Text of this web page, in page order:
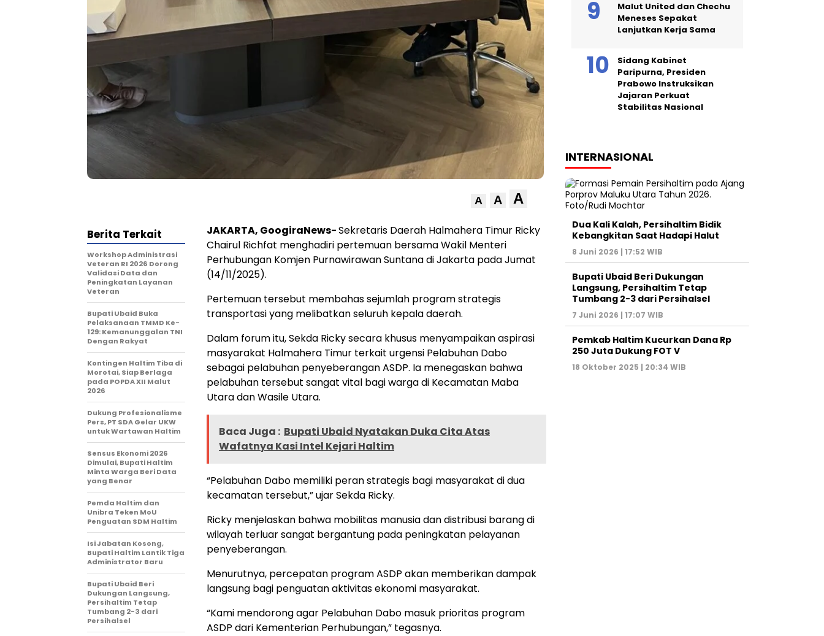
A A A
JAKARTA, GoogiraNews-Sekretaris Daerah Halmahera Timur Ricky
Chairul Richfat menghadiri pertemuan bersama Wakil Menteri
Perhubungan Komjen Purnawirawan Suntana di Jakarta pada Jumat
(14/11/2025).
Pertemuan tersebut membahas sejumlah program strategis
transportasi yang melibatkan seluruh kepala daerah.
Dalam forum itu, Sekda Ricky secara khusus menyampaikan aspirasi
masyarakat Halmahera Timur terkait urgensi Pelabuhan Dabo
sebagai pelabuhan penyeberangan ASDP. Ia menegaskan bahwa
pelabuhan tersebut sangat vital bagi warga di Kecamatan Maba
Utara dan Wasile Utara.
Baca Juga : Bupati Ubaid Nyatakan Duka Cita Atas
Wafatnya Kasi Intel Kejari Haltim
“Pelabuhan Dabo memiliki peran strategis bagi masyarakat di dua
kecamatan tersebut,” ujar Sekda Ricky.
Ricky menjelaskan bahwa mobilitas manusia dan distribusi barang di
wilayah terluar sangat bergantung pada peningkatan pelayanan
penyeberangan.
Menurutnya, percepatan program ASDP akan memberikan dampak
langsung bagi penguatan aktivitas ekonomi masyarakat.
“Kami mendorong agar Pelabuhan Dabo masuk prioritas program
ASDP dari Kementerian Perhubungan,” tegasnya.
Berita Terkait
Workshop Administrasi
Veteran RI 2026 Dorong
Validasi Data dan
Peningkatan Layanan
Veteran
Bupati Ubaid Buka
Pelaksanaan TMMD Ke-
129: Kemanunggalan TNI
Dengan Rakyat
Kontingen Haltim Tiba di
Morotai, Siap Berlaga
pada POPDA XII Malut
2026
Dukung Profesionalisme
Pers, PT SDA Gelar UKW
untuk Wartawan Haltim
Sensus Ekonomi 2026
Dimulai, Bupati Haltim
Minta Warga Beri Data
yang Benar
Pemda Haltim dan
Unibra Teken MoU
Penguatan SDM Haltim
Isi Jabatan Kosong,
Bupati Haltim Lantik Tiga
Administrator Baru
Bupati Ubaid Beri
Dukungan Langsung,
Persihaltim Tetap
Tumbang 2-3 dari
Persihalsel
Malut United dan Chechu
Meneses Sepakat
Lanjutkan Kerja Sama
Sidang Kabinet
Paripurna, Presiden
Prabowo Instruksikan
Jajaran Perkuat
Stabilitas Nasional
INTERNASIONAL
Dua Kali Kalah, Persihaltim Bidik
Kebangkitan Saat Hadapi Halut
8 Juni 2026 | 17:52 WIB
Bupati Ubaid Beri Dukungan
Langsung, Persihaltim Tetap
Tumbang 2-3 dari Persihalsel
7 Juni 2026 | 17:07 WIB
Pemkab Haltim Kucurkan Dana Rp
250 Juta Dukung FOT V
18 Oktober 2025 | 20:34 WIB